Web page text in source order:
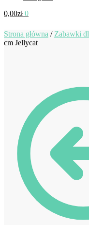
0,00zł 0
Strona główna / Zabawki
cm Jellycat